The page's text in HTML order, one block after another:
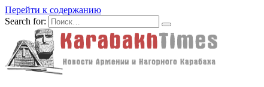
Перейти к содержанию
Search for: